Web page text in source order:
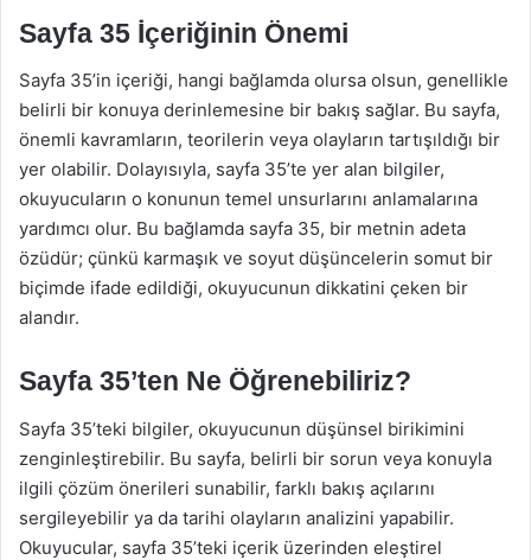
Sayfa 35 İçeriğinin Önemi
Sayfa 35’in içeriği, hangi bağlamda olursa olsun, genellikle
belirli bir konuya derinlemesine bir bakış sağlar. Bu sayfa,
önemli kavramların, teorilerin veya olayların tartışıldığı bir
yer olabilir. Dolayısıyla, sayfa 35’te yer alan bilgiler,
okuyucuların o konunun temel unsurlarını anlamalarına
yardımcı olur. Bu bağlamda sayfa 35, bir metnin adeta
özüdür; çünkü karmaşık ve soyut düşüncelerin somut bir
biçimde ifade edildiği, okuyucunun dikkatini çeken bir
alandır.
Sayfa 35’ten Ne Öğrenebiliriz?
Sayfa 35’teki bilgiler, okuyucunun düşünsel birikimini
zenginleştirebilir. Bu sayfa, belirli bir sorun veya konuyla
ilgili çözüm önerileri sunabilir, farklı bakış açılarını
sergileyebilir ya da tarihi olayların analizini yapabilir.
Okuyucular, sayfa 35’teki içerik üzerinden eleştirel